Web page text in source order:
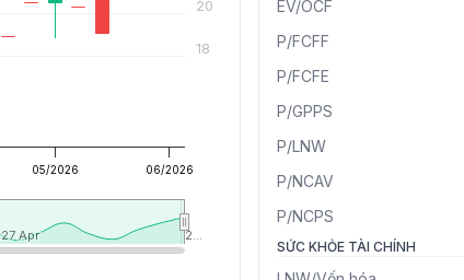
05/2026 06/2026
27 Apr
27 Apr 2…
2…
18
20
EV/OCF
P/FCFF
P/FCFE
P/GPPS
P/LNW
P/NCAV
P/NCPS
SỨC KHỎE TÀI CHÍNH